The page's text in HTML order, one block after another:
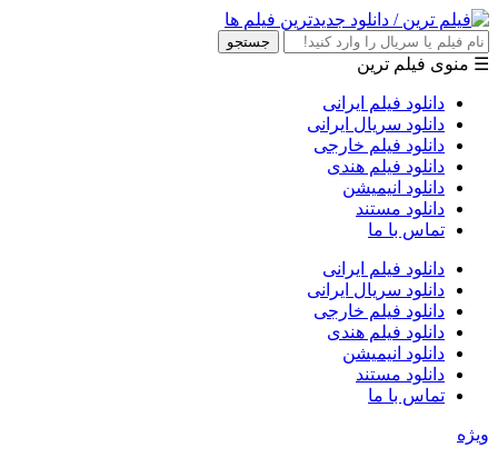
جستجو
☰ منوی فیلم ترین
دانلود فیلم ایرانی
دانلود سریال ایرانی
دانلود فیلم خارجی
دانلود فیلم هندی
دانلود انیمیشن
دانلود مستند
تماس با ما
دانلود فیلم ایرانی
دانلود سریال ایرانی
دانلود فیلم خارجی
دانلود فیلم هندی
دانلود انیمیشن
دانلود مستند
تماس با ما
ویژه